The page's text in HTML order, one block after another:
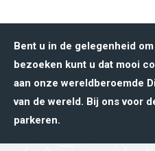
Bent u in de gelegenheid
bezoeken kunt u dat mooi
aan onze wereldberoemde
van de wereld. Bij ons voor
parkeren.